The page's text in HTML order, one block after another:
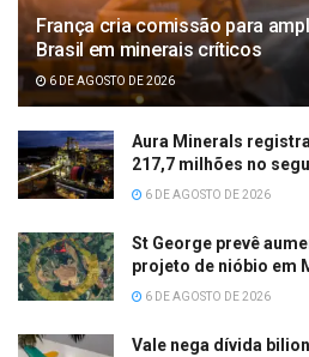
França cria comissão para
Brasil em minerais críticos
6 DE AGOSTO DE 2026
Aura Minerals
217,7 milhões no
6 DE AGOSTO DE 2026
St George prevê
projeto de nióbio em
6 DE AGOSTO DE 2026
Vale nega dívida